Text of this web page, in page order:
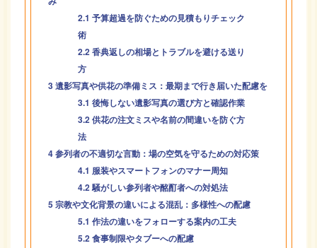
2.1 予算超過を防ぐための見積もりチェック
術
2.2香典返しの相場とトラブルを避ける送り
方
3遺影写真や供花の準備ミス：最期まで行き届いた配慮を
3.1 後悔しない遺影写真の選び方と確認作業
3.2供花の注文ミスや名前の間違いを防ぐ方
法
4参列者の不適切な言動：場の空気を守るための対応策
4.1 服装やスマートフォンのマナー周知
4.2騒がしい参列者や酩酊者への対処法
5 宗教や文化背景の違いによる混乱：多様性への配慮
5.1 作法の違いをフォローする案内の工夫
5.2食事制限やタブーへの配慮